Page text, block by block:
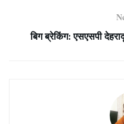
बिग ब्रेकिंग: एसएसपी